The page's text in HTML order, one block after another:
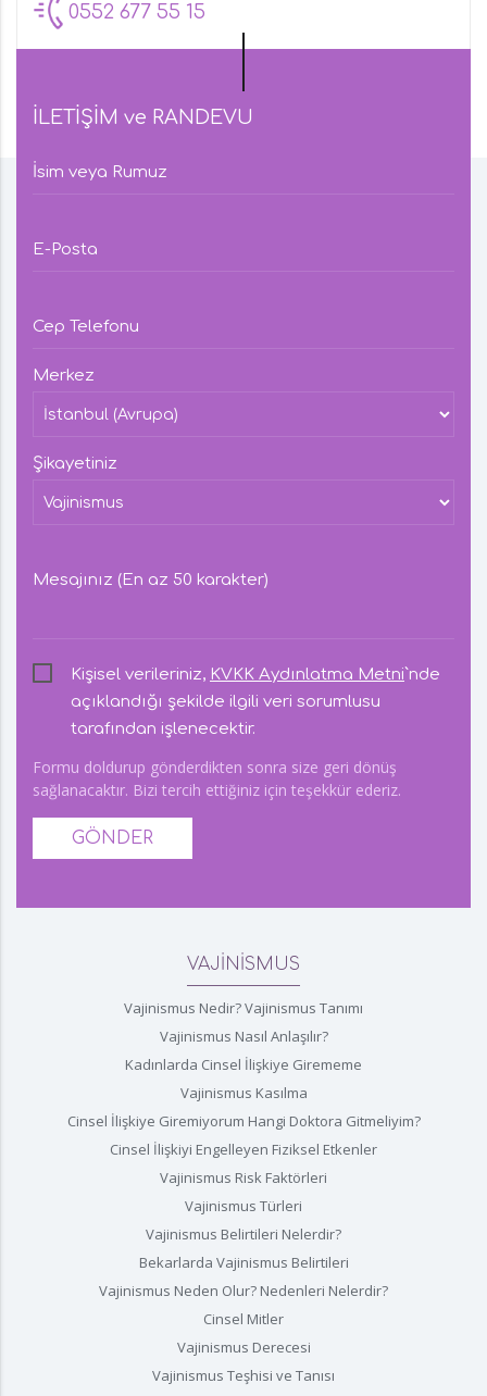
0552 677 55 15
İLETİŞİM ve RANDEVU
İsim veya Rumuz
E-Posta
Cep Telefonu
Merkez
Şikayetiniz
Mesajınız (En az 50 karakter)
Kişisel verileriniz, KVKK Aydınlatma Metni`nde
açıklandığı şekilde ilgili veri sorumlusu
tarafından işlenecektir.
Formu doldurup gönderdikten sonra size geri dönüş
sağlanacaktır. Bizi tercih ettiğiniz için teşekkür ederiz.
GÖNDER
VAJİNİSMUS
Vajinismus Nedir? Vajinismus Tanımı
Vajinismus Nasıl Anlaşılır?
Kadınlarda Cinsel İlişkiye Girememe
Vajinismus Kasılma
Cinsel İlişkiye Giremiyorum Hangi Doktora Gitmeliyim?
Cinsel İlişkiyi Engelleyen Fiziksel Etkenler
Vajinismus Risk Faktörleri
Vajinismus Türleri
Vajinismus Belirtileri Nelerdir?
Bekarlarda Vajinismus Belirtileri
Vajinismus Neden Olur? Nedenleri Nelerdir?
Cinsel Mitler
Vajinismus Derecesi
Vajinismus Teşhisi ve Tanısı